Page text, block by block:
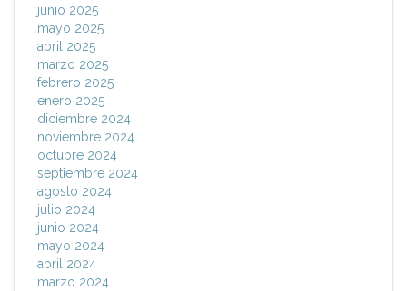
junio 2025
mayo 2025
abril 2025
marzo 2025
febrero 2025
enero 2025
diciembre 2024
noviembre 2024
octubre 2024
septiembre 2024
agosto 2024
julio 2024
junio 2024
mayo 2024
abril 2024
marzo 2024